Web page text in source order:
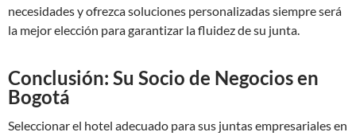
necesidades y ofrezca soluciones personalizadas siempre será
la mejor elección para garantizar la fluidez de su junta.
Conclusión: Su Socio de Negocios en
Bogotá
Seleccionar el hotel adecuado para sus juntas empresariales en